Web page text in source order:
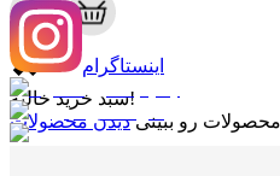
0
✖
سبد خرید خالیه!
رو ببینی
اینستاگرام